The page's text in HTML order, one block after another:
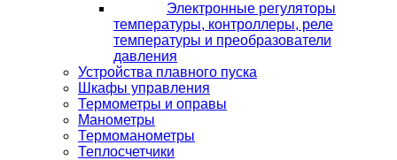
Электронные регуляторы
температуры, контроллеры, реле
температуры и преобразователи
давления
Устройства плавного пуска
Шкафы управления
Термометры и оправы
Манометры
Термоманометры
Теплосчетчики